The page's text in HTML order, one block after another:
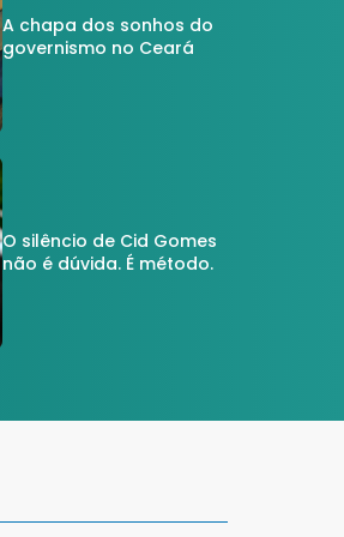
A chapa dos sonhos do
governismo no Ceará
O silêncio de Cid Gomes
não é dúvida. É método.